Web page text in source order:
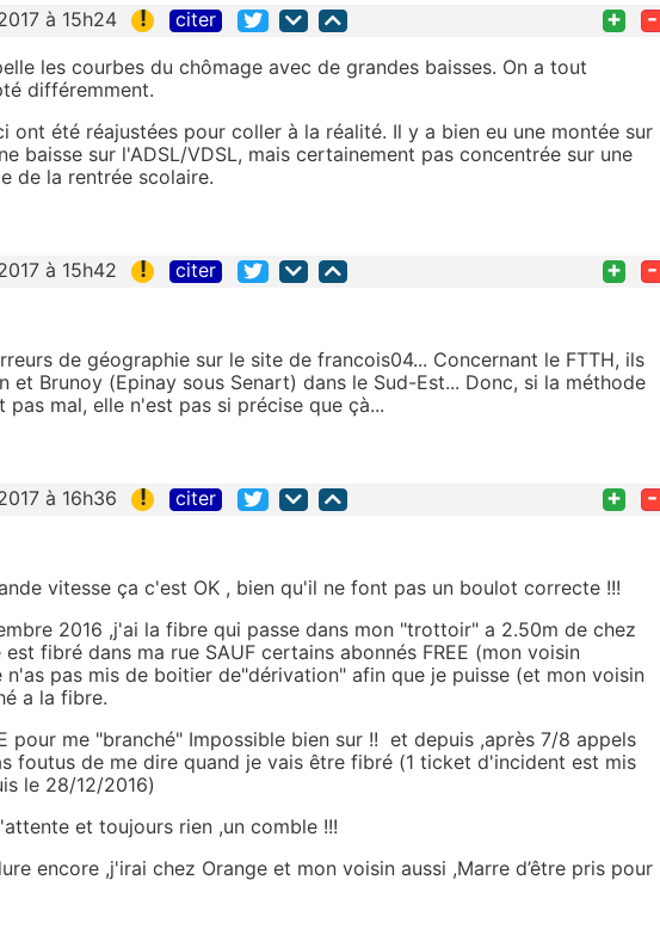
à 15h24 ! citer + -
les courbes du chômage avec de grandes baisses. On a tout
différemment.
ont été réajustées pour coller à la réalité. Il y a bien eu une montée sur
baisse sur l'ADSL/VDSL, mais certainement pas concentrée sur une
de la rentrée scolaire.
à 15h42 ! citer + -
de géographie sur le site de francois04... Concernant le FTTH, ils
et Brunoy (Epinay sous Senart) dans le Sud-Est... Donc, si la méthode
mal, elle n'est pas si précise que çà...
à 16h36 ! citer + -
vitesse ça c'est OK , bien qu'il ne font pas un boulot correcte !!!
2016 ,j'ai la fibre qui passe dans mon "trottoir" a 2.50m de chez
fibré dans ma rue SAUF certains abonnés FREE (mon voisin
n'as pas mis de boitier de"dérivation" afin que je puisse (et mon voisin
a la fibre.
pour me "branché" Impossible bien sur !! et depuis ,après 7/8 appels
foutus de me dire quand je vais être fibré (1 ticket d'incident est mis
le 28/12/2016)
et toujours rien ,un comble !!!
encore ,j'irai chez Orange et mon voisin aussi ,Marre d’être pris pour